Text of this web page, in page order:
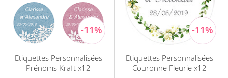
Etiquettes Personnalisées
Prénoms Kraft x12
Etiquettes Personnalisées
Couronne Fleurie x12